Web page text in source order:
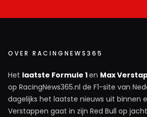
OVER RACINGNEWS365
Het laatste Formule 1en Max
op RacingNews365.nl de F1-site van
dagelijks het laatste nieuws uit binnen
Verstappen gaat in zijn Red Bull op